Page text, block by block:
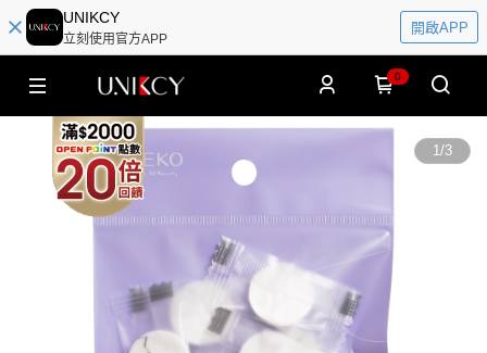
UNIKCY
立刻使用官方APP
開啟APP
0
1/3